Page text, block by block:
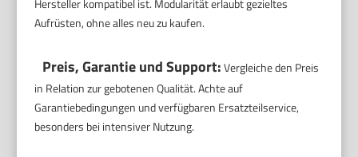
Aufrüsten, ohne alles neu zu kaufen.
Preis, Garantie und Support:Vergleiche den Preis
in Relation zur gebotenen Qualität. Achte auf
Garantiebedingungen und verfügbaren Ersatzteilservice,
besonders bei intensiver Nutzung.